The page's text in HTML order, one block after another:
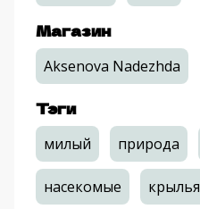
Магазин
Aksenova Nadezhda
Тэги
милый природа
насекомые крылья